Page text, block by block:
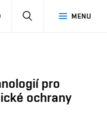
MENU
LOG
SEARCH
pro
ochrany